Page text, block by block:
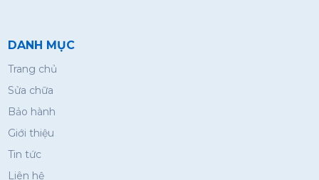
DANH MỤC
Trang chủ
Sửa chữa
Bảo hành
Giới thiệu
Tin tức
Liên hệ